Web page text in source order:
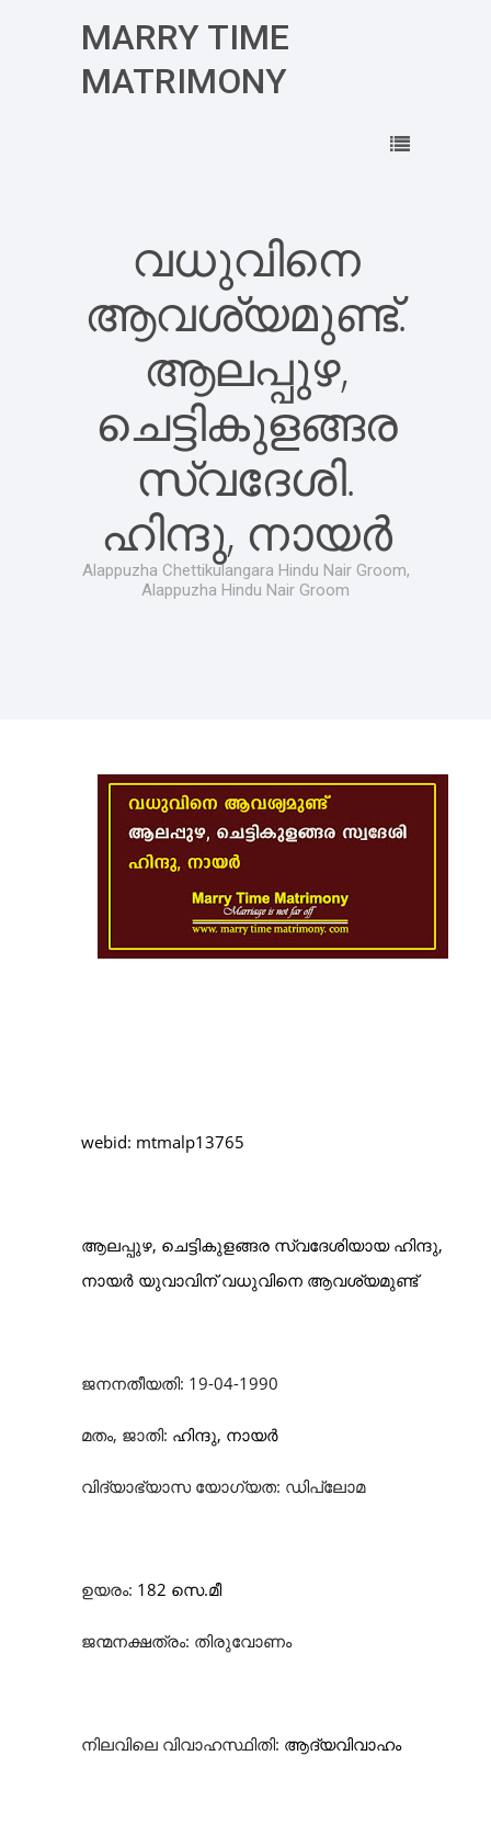
MARRY TIME
MATRIMONY
വധുവിനെ
ആവശ്യമുണ്ട്.
ആലപ്പുഴ,
ചെട്ടികുളങ്ങര
സ്വദേശി.
ഹിന്ദു, നായർ
Alappuzha Chettikulangara Hindu Nair Groom,
Alappuzha Hindu Nair Groom
webid: mtmalp13765
ആലപ്പുഴ, ചെട്ടികുളങ്ങര സ്വദേശിയായ ഹിന്ദു,
നായർ യുവാവിന് വധുവിനെ ആവശ്യമുണ്ട്
ജനനതീയതി: 19-04-1990
മതം, ജാതി: ഹിന്ദു, നായർ
വിദ്യാഭ്യാസ യോഗ്യത: ഡിപ്ലോമ
ഉയരം: 182 സെ.മീ
ജന്മനക്ഷത്രം: തിരുവോണം
നിലവിലെ വിവാഹസ്ഥിതി: ആദ്യവിവാഹം